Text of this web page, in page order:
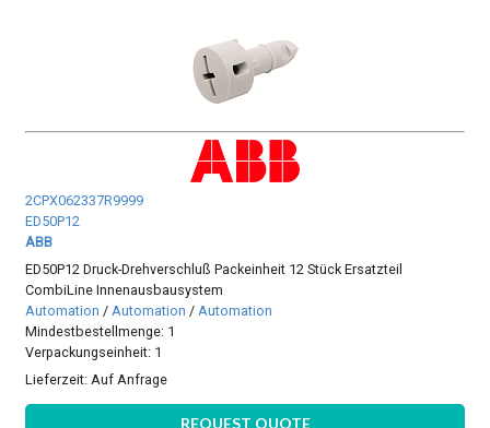
2CPX062337R9999
ED50P12
ABB
ED50P12 Druck-Drehverschluß Packeinheit 12 Stück Ersatzteil
CombiLine Innenausbausystem
Automation / Automation / Automation
Mindestbestellmenge: 1
Verpackungseinheit: 1
Lieferzeit:Auf Anfrage
REQUEST QUOTE